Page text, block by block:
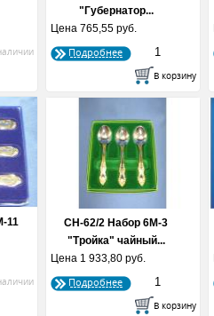
"Губернатор...
Цена 765,55 руб.
Подробнее
11
СН-62/2 Набор 6М-3
"Тройка" чайный...
Цена 1 933,80 руб.
Подробнее